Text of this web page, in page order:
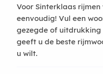
Voor Sinterklaas rijmen
eenvoudig! Vul een
gezegde of uitdrukking
geeft u de beste
u wilt.